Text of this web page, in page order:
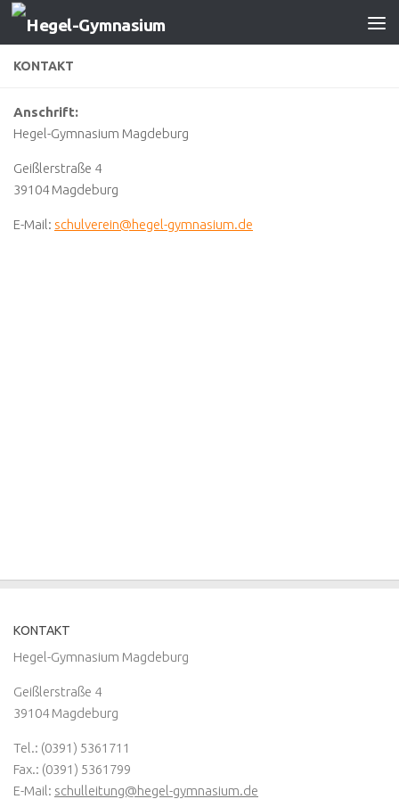
Zum Inhalt springen
KONTAKT
Anschrift:
Hegel-Gymnasium Magdeburg
Geißlerstraße 4
39104 Magdeburg
E-Mail: schulverein@hegel-gymnasium.de
KONTAKT
Hegel-Gymnasium Magdeburg
Geißlerstraße 4
39104 Magdeburg
Tel.: (0391) 5361711
Fax.: (0391) 5361799
E-Mail: schulleitung@hegel-gymnasium.de